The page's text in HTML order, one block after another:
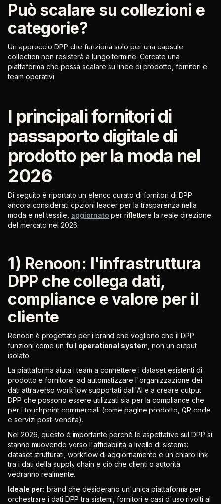
Può scalare su collezioni e
categorie?
Un approccio DPP che funziona solo per una capsule
collection non resisterà a lungo termine. Cercate una
piattaforma che possa scalare su linee di prodotto, fornitori e
team operativi.
I principali fornitori di
passaporto digitale di
prodotto per la moda nel
2026
Di seguito è riportato un elenco curato di fornitori di DPP
ancora considerati opzioni leader per la trasparenza nella
moda e nel tessile, aggiornato per riflettere la reale direzione
del mercato nel 2026.
1) Renoon: l'infrastruttura
DPP che collega dati,
compliance e valore per il
cliente
Renoon è progettato per i brand che vogliono che il DPP
funzioni come un full operational system , non un output
isolato.
La piattaforma aiuta i team a connettere i dataset esistenti di
prodotto e fornitore, ad automatizzare l'organizzazione dei
dati attraverso workflow supportati dall'AI e a creare output
DPP che possono essere utilizzati sia per la compliance che
per i touchpoint commerciali (come pagine prodotto, QR code
e servizi post-vendita).
Nel 2026, questo è importante perché le aspettative sul DPP si
stanno muovendo verso l'affidabilità a livello di sistema:
dataset strutturati, workflow di aggiornamento e un chiaro link
tra i dati della supply chain e ciò che clienti o autorità
vedranno realmente.
Ideale per: brand che desiderano un'unica piattaforma per
orchestrare i dati DPP tra sistemi, fornitori e casi d'uso rivolti al